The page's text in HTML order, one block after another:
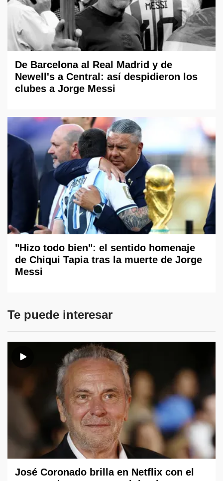
De Barcelona al Real Madrid y de
Newell's a Central: así despidieron los
clubes a Jorge Messi
"Hizo todo bien": el sentido homenaje
de Chiqui Tapia tras la muerte de Jorge
Messi
Te puede interesar
José Coronado brilla en Netflix con el